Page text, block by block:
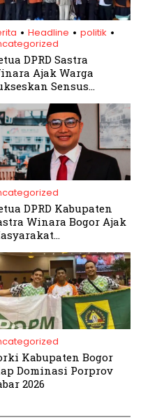
. Headline . politik .
DPRD Sastra
Ajak Warga
Sensus
Jadi Kunci
Bogor
DPRD Kabupaten
Winara Bogor Ajak
2024
Kabupaten Bogor
Dominasi Porprov
2026